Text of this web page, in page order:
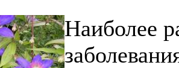
Наиболее